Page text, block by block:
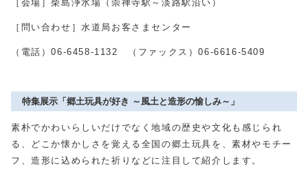
［会場］柴島浄水場（崇禅寺駅～淡路駅沿い）
［問い合わせ］水道局お客さまセンター
（電話）06-6458-1132 （ファックス）06-6616-5409
特集展示「郷土玩具が好き ～風土と造形の愉しみ～」
素朴でかわいらしいだけでなく地域の歴史や文化も感じられ
る、どこか懐かしさを覚える全国の郷土玩具を、素材やモチー
フ、造形に込められた祈りなどに注目して紹介します。